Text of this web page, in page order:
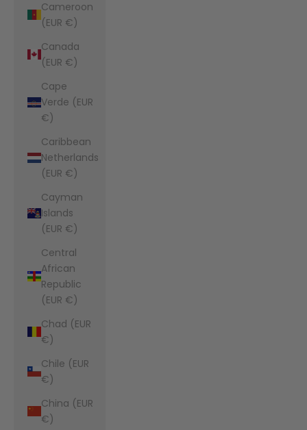
Cameroon
(EUR €)
Canada
(EUR €)
Cape
Verde (EUR
€)
Caribbean
Netherlands
(EUR €)
Cayman
Islands
(EUR €)
Central
African
Republic
(EUR €)
Chad (EUR
€)
Chile (EUR
€)
China (EUR
€)